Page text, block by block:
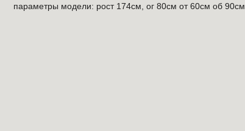
параметры модели: рост 174см, ог 80см от 60см об 90см